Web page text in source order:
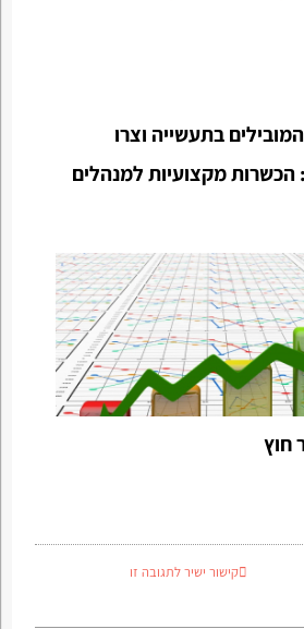
בתעשייה וצרו
הכשרות מקצועיות למנהלים
חוץ
קישור ישיר לתגובה זו